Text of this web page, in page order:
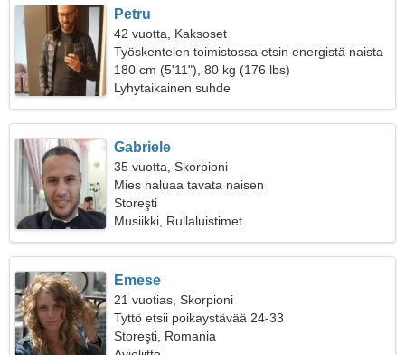
Petru
42 vuotta, Kaksoset
Työskentelen toimistossa etsin energistä naista
180 cm (5'11"), 80 kg (176 lbs)
Lyhytaikainen suhde
Gabriele
35 vuotta, Skorpioni
Mies haluaa tavata naisen
Storeşti
Musiikki, Rullaluistimet
Emese
21 vuotias, Skorpioni
Tyttö etsii poikaystävää 24-33
Storeşti, Romania